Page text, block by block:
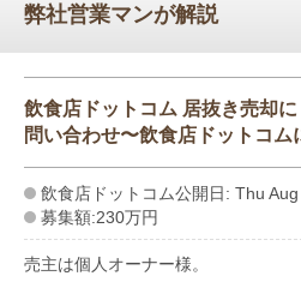
弊社営業マンが解説
飲食店ドットコム 居抜き売却に
問い合わせ〜飲食店ドットコム
飲食店ドットコム公開日: Thu
募集額:230万円
売主は個人オーナー様。